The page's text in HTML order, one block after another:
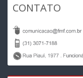
CONTATO